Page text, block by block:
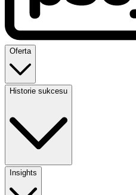
Oferta
Historie sukcesu
Insights